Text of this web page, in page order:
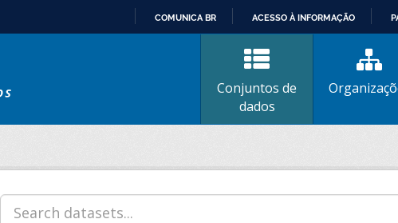
CONTEÚDO
COMUNICA BR ACESSO À INFORMAÇÃO
Conjuntos de
dados